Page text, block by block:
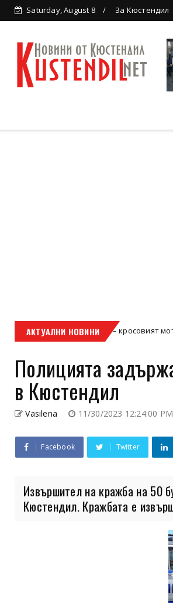
Saturday, August 8 За Кюстендил
АКТУАЛНИ НОВИНИ
свободата – кросовият мотор или ATV?
Полицията
в Кюстендил
Vasilena 11/30/2023 12:24:00 PM
Facebook Twitter
Извършител на кражба на 50
Кюстендил. Кражбата е